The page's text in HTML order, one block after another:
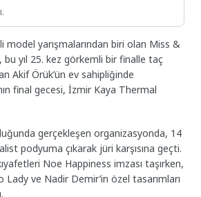
model yarışmalarından biri olan Miss &
yıl 25. kez görkemli bir finalle taç
Akif Örük’ün ev sahipliğinde
final gecesi, İzmir Kaya Thermal
gerçekleşen organizasyonda, 14
podyuma çıkarak jüri karşısına geçti.
Noe Happiness imzası taşırken,
Lady ve Nadir Demir’in özel tasarımları